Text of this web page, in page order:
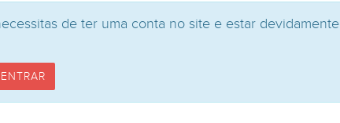
de ter uma conta no site e estar devidamente
ENTRAR